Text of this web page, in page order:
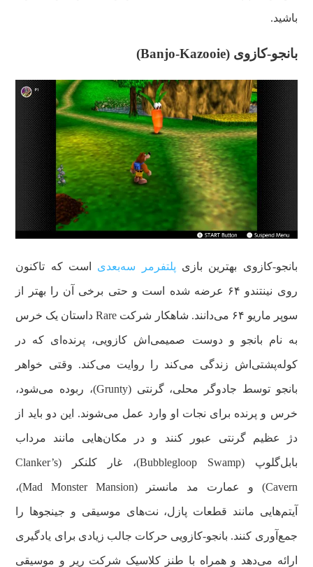
باشید.
بانجو-کازوی (Banjo-Kazooie)
بانجو-کازوی بهترین بازی پلتفرمر سه‌بعدی است که تاکنون
روی نینتندو ۶۴ عرضه شده است و حتی برخی آن را بهتر از
سوپر ماریو ۶۴ می‌دانند. شاهکار شرکت Rare داستان یک خرس
به نام بانجو و دوست صمیمی‌اش کازویی، پرنده‌ای که در
کوله‌پشتی‌اش زندگی می‌کند را روایت می‌کند. وقتی خواهر
بانجو توسط جادوگر محلی، گرنتی (Grunty)، ربوده می‌شود،
خرس و پرنده برای نجات او وارد عمل می‌شوند. این دو باید از
دژ عظیم گرنتی عبور کنند و در مکان‌هایی مانند مرداب
بابل‌گلوپ (Bubblegloop Swamp)، غار کلنکر (Clanker’s
Cavern) و عمارت مد مانستر (Mad Monster Mansion)،
آیتم‌هایی مانند قطعات پازل، نت‌های موسیقی و جینجوها را
جمع‌آوری کنند. بانجو-کازویی حرکات جالب زیادی برای یادگیری
ارائه می‌دهد و همراه با طنز کلاسیک شرکت ریر و موسیقی